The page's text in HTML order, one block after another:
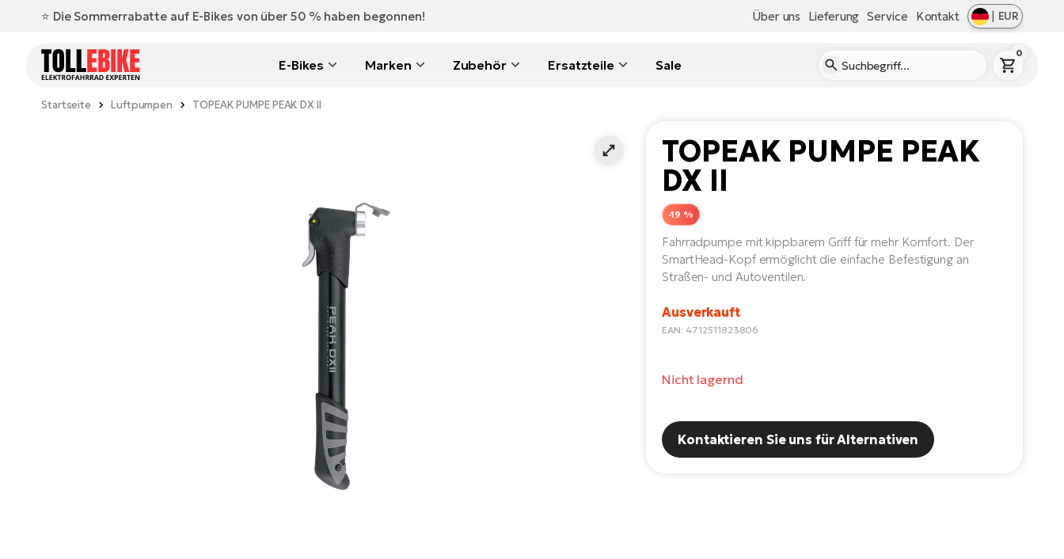
⭐️ Die Sommerrabatte auf E-Bikes von über 50 % haben begonnen! Über uns Lieferung Service Kontakt | EUR
E-Bikes Marken Zubehör Ersatzteile Sale
0
Startseite Luftpumpen TOPEAK PUMPE PEAK DX II
TOPEAK PUMPE PEAK
DX II
-19 %
Fahrradpumpe mit kippbarem Griff für mehr Komfort. Der
SmartHead-Kopf ermöglicht die einfache Befestigung an
Straßen- und Autoventilen.
Ausverkauft
EAN: 4712511823806
Nicht lagernd
Kontaktieren Sie uns für Alternativen